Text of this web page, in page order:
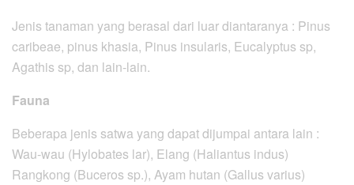
Jenis tanaman yang berasal dari luar diantaranya : Pinus
caribeae, pinus khasia, Pinus insularis, Eucalyptus sp,
Agathis sp, dan lain-lain.
Fauna
Beberapa jenis satwa yang dapat dijumpai antara lain :
Wau-wau (Hylobates lar), Elang (Haliantus indus)
Rangkong (Buceros sp.), Ayam hutan (Gallus varius)